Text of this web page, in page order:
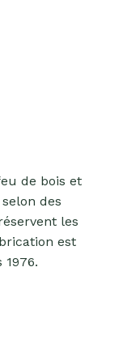
de bois et
des
les
est